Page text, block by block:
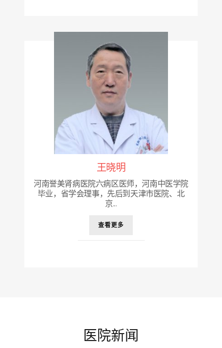
王晓明
河南誉美肾病医院六病区医师，河南中医学院
毕业，省学会理事，先后到天津市医院、北
京...
查看更多
医院新闻